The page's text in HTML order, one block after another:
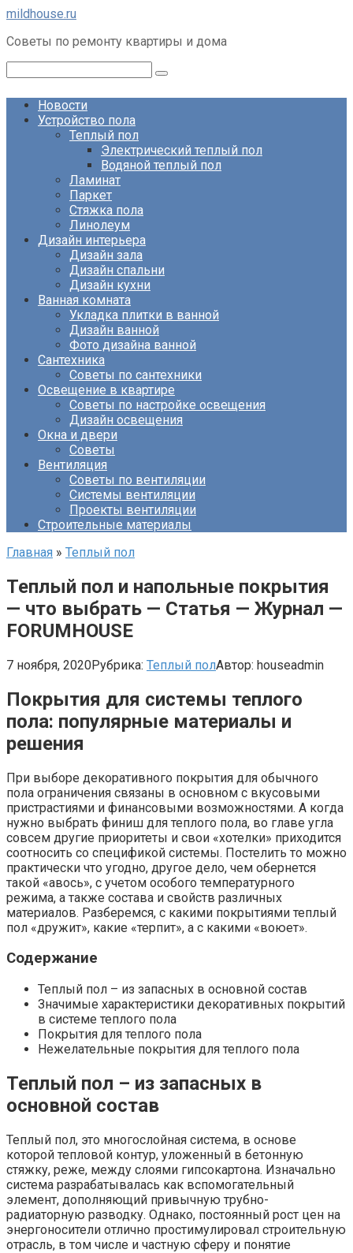
Перейти
контенту
mildhouse.ru
Советы по ремонту квартиры и дома
Новости
Устройство пола
Теплый пол
Электрический теплый пол
Водяной теплый пол
Ламинат
Паркет
Стяжка пола
Линолеум
Дизайн интерьера
Дизайн зала
Дизайн спальни
Дизайн кухни
Ванная комната
Укладка плитки в ванной
Дизайн ванной
Фото дизайна ванной
Сантехника
Советы по сантехники
Освещение в квартире
Советы по настройке освещения
Дизайн освещения
Окна и двери
Советы
Вентиляция
Советы по вентиляции
Системы вентиляции
Проекты вентиляции
Строительные материалы
Главная » Теплый пол
Теплый пол и напольные покрытия
— что выбрать — Статья — Журнал —
FORUMHOUSE
7 ноября, 2020Рубрика: Теплый полАвтор: houseadmin
Покрытия для системы теплого
пола: популярные материалы и
решения
При выборе декоративного покрытия для обычного
пола ограничения связаны в основном с вкусовыми
пристрастиями и финансовыми возможностями. А когда
нужно выбрать финиш для теплого пола, во главе угла
совсем другие приоритеты и свои «хотелки» приходится
соотносить со спецификой системы. Постелить то можно
практически что угодно, другое дело, чем обернется
такой «авось», с учетом особого температурного
режима, а также состава и свойств различных
материалов. Разберемся, с какими покрытиями теплый
пол «дружит», какие «терпит», а с какими «воюет».
Содержание
Теплый пол – из запасных в основной состав
Значимые характеристики декоративных покрытий
в системе теплого пола
Покрытия для теплого пола
Нежелательные покрытия для теплого пола
Теплый пол – из запасных в
основной состав
Теплый пол, это многослойная система, в основе
которой тепловой контур, уложенный в бетонную
стяжку, реже, между слоями гипсокартона. Изначально
система разрабатывалась как вспомогательный
элемент, дополняющий привычную трубно-
радиаторную разводку. Однако, постоянный рост цен на
энергоносители отлично простимулировал строительную
отрасль, в том числе и частную сферу и понятие